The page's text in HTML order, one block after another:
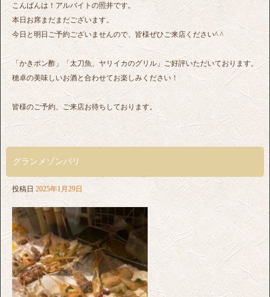
こんばんは！アルバイトの照井です。
本日お席まだまだございます。
今日と明日ご予約ございませんので、皆様ぜひご来店ください^ ^
「かきポン酢」「太刀魚、ヤリイカのグリル」ご好評いただいております。
穂卓の美味しいお酒と合わせてお楽しみください！
皆様のご予約、ご来店お待ちしております。
グランメゾンパリ
投稿日 2025年1月29日